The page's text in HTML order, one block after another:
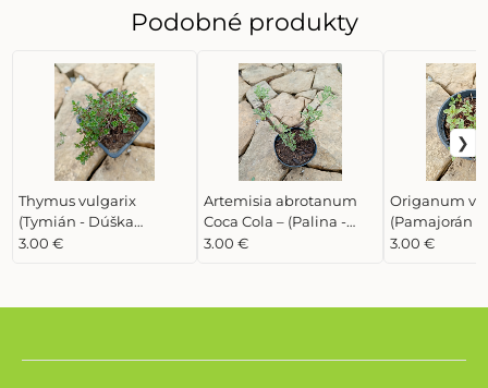
Podobné produkty
Thymus vulgarix
(Tymián - Dúška
tymiánová)
3.00 €
Artemisia abrotanum
Coca Cola – (Palina -
Bylinka Coca Cola)
3.00 €
Origanum
(Pamajorán
Oregano)
3.00 €